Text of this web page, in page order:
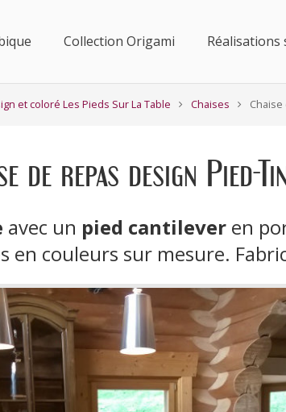
Collection Origami Réalisations
et coloré Les Pieds Sur La Table Chaises
de repas design Pied-
avec un pied cantilever en
en couleurs sur mesure.